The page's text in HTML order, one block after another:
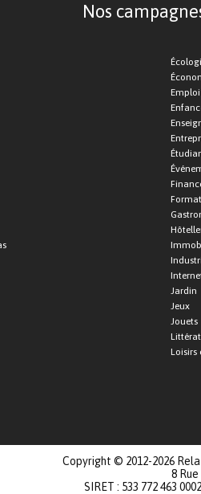
Nos
Emploi
Jardin
Jeux
Jouets
Loisirs
Copyright © 2012-2026
8
SIRET : 533 772 463